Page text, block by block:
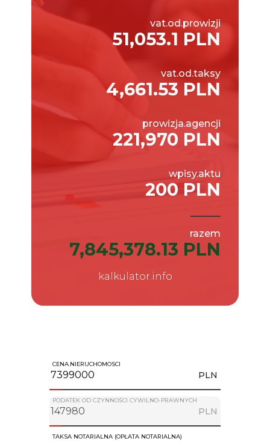
vat.od.prowizji
51,053.1 PLN
vat.od.taksy
4,661.53 PLN
prowizja.agencji
221,970 PLN
wpisy.aktu
200 PLN
razem
7,845,378.13 PLN
kalkulator.info
CENA.NIERUCHOMOSCI
PLN
PODATEK OD CZYNNOŚCI CYWILNO-PRAWNYCH
PLN
TAKSA NOTARIALNA (OPŁATA NOTARIALNA)